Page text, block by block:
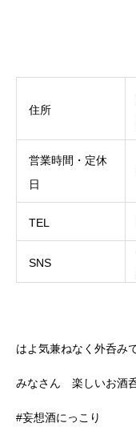
住所
営業時間・定休
日
TEL
SNS
はよ気兼ねなく外呑み
みなさん 楽しいお酒
#妄想酒にっこり